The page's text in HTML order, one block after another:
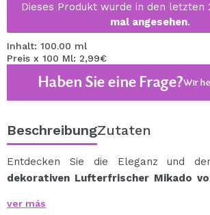
Dieses Produkt wurde in den letzten
mal angesehen.
Inhalt: 100.00 ml
Preis x 100 Ml: 2,99€
Haben Sie eine Frage?Wir
BeschreibungZutaten
Entdecken Sie die Eleganz und
dekorativen Lufterfrischer Mikado
natürlichen Essenzen hergestellt
ver más